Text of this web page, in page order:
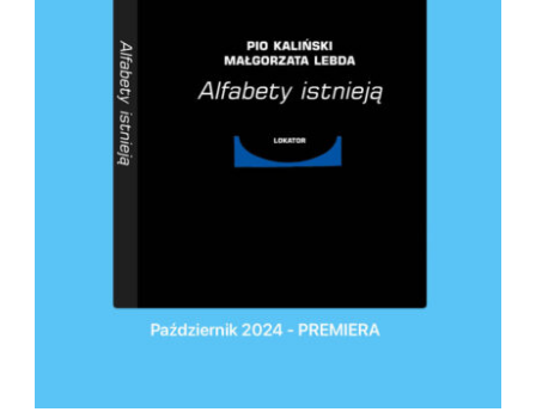
DODAJ DO KOSZYKA / SZCZEGÓŁY